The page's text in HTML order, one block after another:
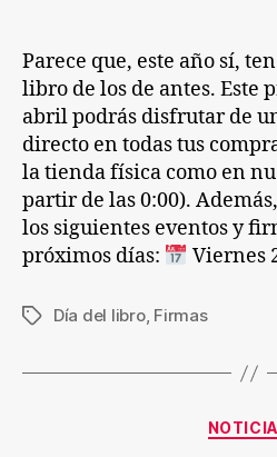
Parece que, este año sí,
libro de los de antes. Este
abril podrás disfrutar de
directo en todas tus
la tienda física como en
partir de las 0:00).
los siguientes eventos y
próximos días:
Viernes
Etiquetas
Día del libro, Firmas